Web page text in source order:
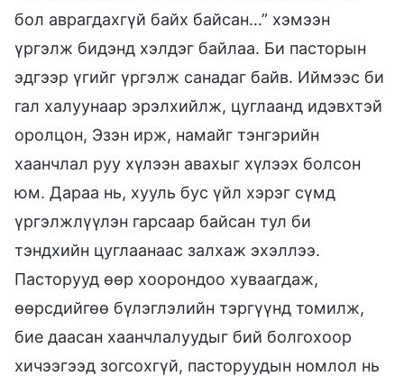
бол аврагдахгүй байх байсан…” хэмээн
үргэлж бидэнд хэлдэг байлаа. Би пасторын
эдгээр үгийг үргэлж санадаг байв. Иймээс би
гал халуунаар эрэлхийлж, цуглаанд идэвхтэй
оролцон, Эзэн ирж, намайг тэнгэрийн
хаанчлал руу хүлээн авахыг хүлээх болсон
юм. Дараа нь, хууль бус үйл хэрэг сүмд
үргэлжлүүлэн гарсаар байсан тул би
тэндхийн цуглаанаас залхаж эхэллээ.
Пасторууд өөр хоорондоо хуваагдаж,
өөрсдийгөө бүлэглэлийн тэргүүнд томилж,
бие даасан хаанчлалуудыг бий болгохоор
хичээгээд зогсохгүй, пасторуудын номлол нь